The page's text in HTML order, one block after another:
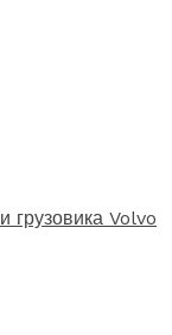
грузовика Volvo